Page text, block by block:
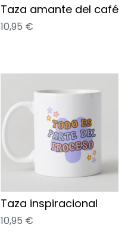
Taza amante del café
10,95 €
Taza inspiracional
10,95 €